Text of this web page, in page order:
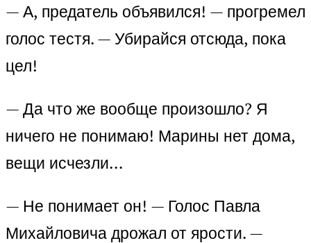
— А, предатель объявился! — прогремел
голос тестя. — Убирайся отсюда, пока
цел!
— Да что же вообще произошло? Я
ничего не понимаю! Марины нет дома,
вещи исчезли…
— Не понимает он! — Голос Павла
Михайловича дрожал от ярости. —